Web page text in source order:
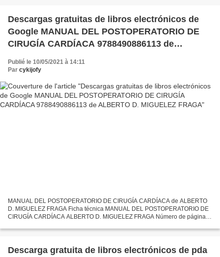
Descargas gratuitas de libros electrónicos de
Google MANUAL DEL POSTOPERATORIO DE
CIRUGÍA CARDÍACA 9788490886113 de
Publié le 10/05/2021 à 14:11
Par cykijofy
MANUAL DEL POSTOPERATORIO DE CIRUGÍA CARDÍACA de ALBERTO
D. MIGUELEZ FRAGA Ficha técnica MANUAL DEL POSTOPERATORIO DE
CIRUGÍA CARDÍACA ALBERTO D. MIGUELEZ FRAGA Número de páginas:
9788490886113...
Descarga gratuita de libros electrónicos de pda